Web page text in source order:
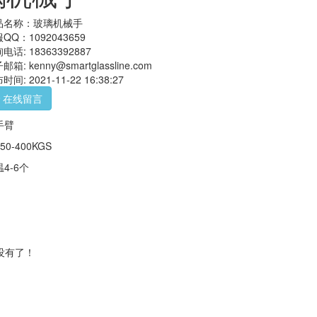
名称：玻璃机械手
QQ：1092043659
电话: 18363392887
邮箱: kenny@smartglassline.com
时间: 2021-11-22 16:38:27
在线留言
臂
400KGS
4-6个
了！